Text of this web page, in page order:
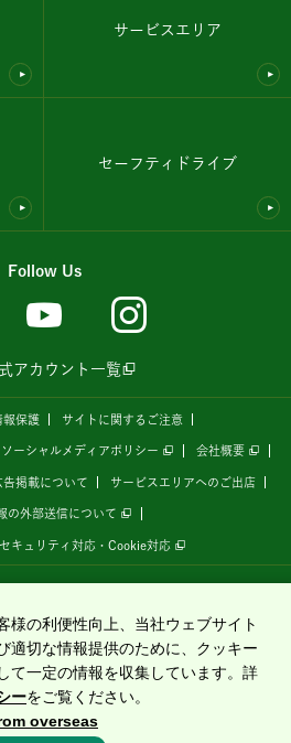
サービスエリア
セーフティドライブ
Follow Us
アカウント一覧
報保護 サイトに関するご注意
ソーシャルメディアポリシー 会社概要
告掲載について サービスエリアへのご出店
の外部送信について
キュリティ対応・Cookie対応
Nippon Expressway Company Limited
Rights Reserved.
様の利便性向上、当社ウェブサイト
適切な情報提供のために、クッキー
て一定の情報を収集しています。詳
ーをご覧ください。
overseas